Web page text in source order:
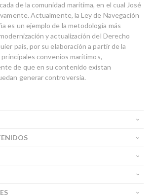
de la comunidad marítima, en el cual José
Actualmente, la Ley de Navegación
es un ejemplo de la metodología más
y actualización del Derecho
país, por su elaboración a partir de la
convenios marítimos,
de que en su contenido existan
generar controversia.